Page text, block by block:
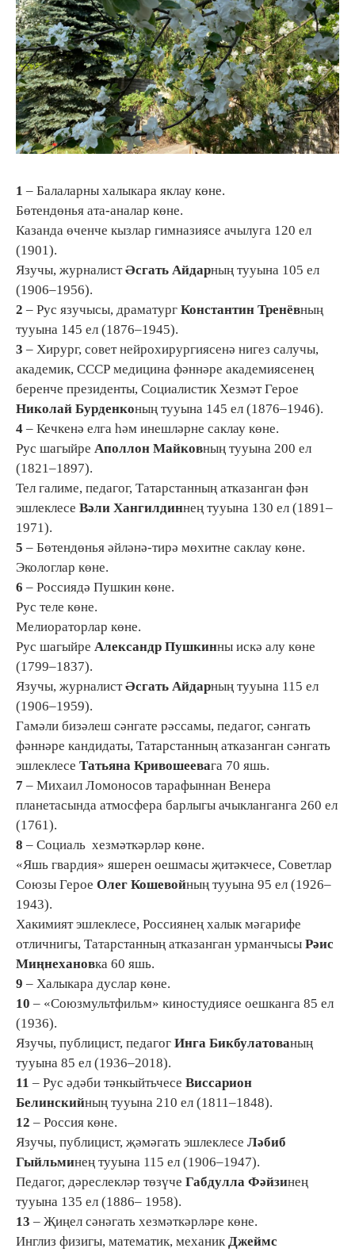
1 – Балаларны халыкара яклау көне.
Бөтендөнья ата-аналар көне.
Казанда өченче кызлар гимназиясе ачылуга 120 ел
(1901).
Язучы, журналистӘсгать Айдарның тууына 105 ел
(1906–1956).
2 – Рус язучысы, драматург Константин Тренёвның
тууына 145 ел (1876–1945).
3 – Хирург, совет нейрохирургиясенә нигез салучы,
академик, СССР медицина фәннәре академиясенең
беренче президенты, Социалистик Хезмәт Герое
Николай Бурденконың тууына 145 ел (1876–1946).
4 – Кечкенә елга һәм инешләрне саклау көне.
Рус шагыйре Аполлон Майковның тууына 200 ел
(1821–1897).
Тел галиме, педагог, Татарстанның атказанган фән
эшлеклесе Вәли Хангилдиннең тууына 130 ел (1891–
1971).
5 – Бөтендөнья әйләнә-тирә мөхитне саклау көне.
Экологлар көне.
6 – Россиядә Пушкин көне.
Рус теле көне.
Мелиораторлар көне.
Рус шагыйре Александр Пушкинны искә алу көне
(1799–1837).
Язучы, журналистӘсгать Айдарның тууына 115 ел
(1906–1959).
Гамәли бизәлеш сәнгате рәссамы, педагог, сәнгать
фәннәре кандидаты, Татарстанның атказанган сәнгать
эшлеклесе Татьяна Кривошеевага 70 яшь.
7 – Михаил Ломоносов тарафыннан Венера
планетасында атмосфера барлыгы ачыкланганга 260 ел
(1761).
8 – Социаль хезмәткәрләр көне.
«Яшь гвардия» яшерен оешмасы җитәкчесе, Советлар
Союзы Герое Олег Кошевойның тууына 95 ел (1926–
1943).
Хакимият эшлеклесе, Россиянең халык мәгарифе
отличнигы, Татарстанның атказанган урманчысы Рәис
Миңнехановка 60 яшь.
9 – Халыкара дуслар көне.
10 – «Союзмультфильм» киностудиясе оешканга 85 ел
(1936).
Язучы, публицист, педагог Инга Бикбулатованың
тууына 85 ел (1936–2018).
11 – Рус әдәби тәнкыйтьчесе Виссарион
Белинскийның тууына 210 ел (1811–1848).
12 – Россия көне.
Язучы, публицист, җәмәгать эшлеклесе Ләбиб
Гыйльминең тууына 115 ел (1906–1947).
Педагог, дәреслекләр төзүче Габдулла Фәйзинең
тууына 135 ел (1886– 1958).
13 – Җиңел сәнәгать хезмәткәрләре көне.
Инглиз физигы, математик, механикДжеймс